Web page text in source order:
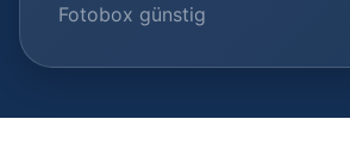
Fotobox günstig